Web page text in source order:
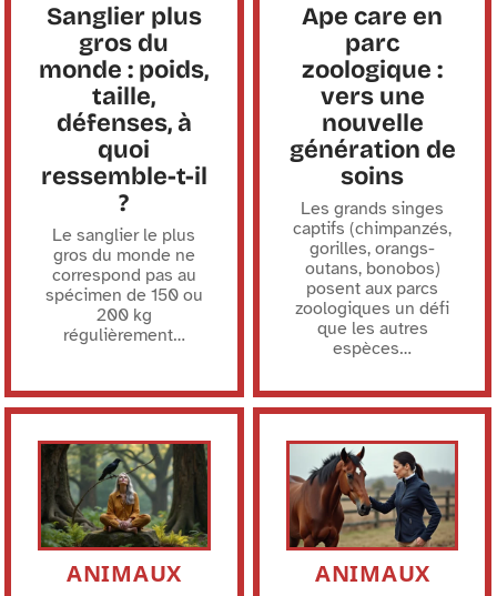
Sanglier plus
gros du
monde : poids,
taille,
défenses, à
quoi
ressemble-t-il
?
Le sanglier le plus
gros du monde ne
correspond pas au
spécimen de 150 ou
200 kg
régulièrement…
Ape care en
parc
zoologique :
vers une
nouvelle
génération de
soins
Les grands singes
captifs (chimpanzés,
gorilles, orangs-
outans, bonobos)
posent aux parcs
zoologiques un défi
que les autres
espèces…
ANIMAUX ANIMAUX